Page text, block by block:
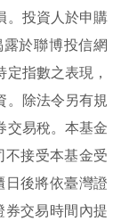
。投資人於申購
於聯博投信網
指數之表現，
。除法令另有規
易稅。 本基金
不接受本基金受
後將依臺灣證
交易時間內提